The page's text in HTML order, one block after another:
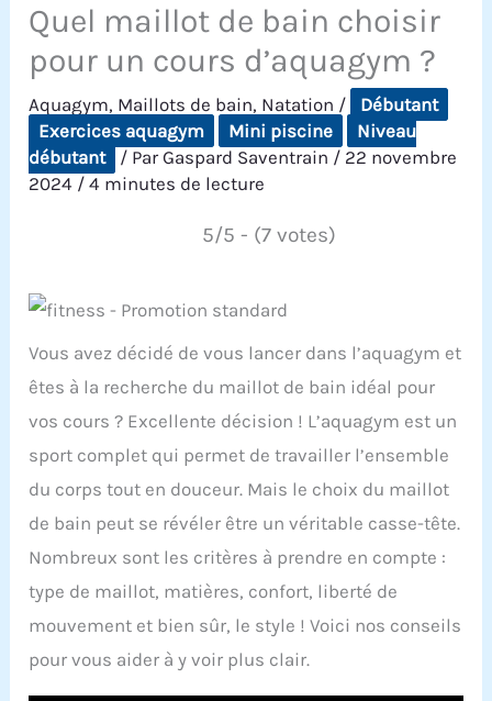
Quel maillot de bain choisir
pour un cours d’aquagym ?
Aquagym, Maillots de bain, Natation /
Débutant
Exercices aquagym
Mini piscine
Niveau
débutant
/ ParGaspard Saventrain / 22 novembre
2024 /4 minutes de lecture
5/5 - (7 votes)
Vous avez décidé de vous lancer dans l’aquagym et
êtes à la recherche du maillot de bain idéal pour
vos cours ? Excellente décision ! L’aquagym est un
sport complet qui permet de travailler l’ensemble
du corps tout en douceur. Mais le choix du maillot
de bain peut se révéler être un véritable casse-tête.
Nombreux sont les critères à prendre en compte :
type de maillot, matières, confort, liberté de
mouvement et bien sûr, le style ! Voici nos conseils
pour vous aider à y voir plus clair.